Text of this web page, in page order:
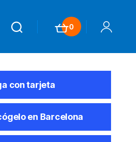
Search
0
con tarjeta
en Barcelona